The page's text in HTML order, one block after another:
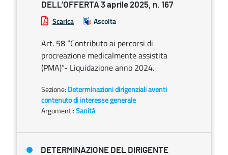
DELL’OFFERTA 3 aprile 2025, n. 167
Scarica Ascolta
Art. 58 “Contributo ai percorsi di
procreazione medicalmente assistita
(PMA)”- Liquidazione anno 2024.
Sezione: Determinazioni dirigenziali aventi
contenuto di interesse generale
Argomenti:Sanità
DETERMINAZIONE DEL DIRIGENTE